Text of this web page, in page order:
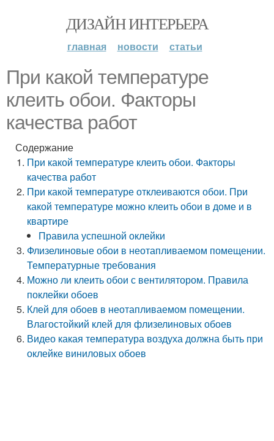
ДИЗАЙН ИНТЕРЬЕРА
главная новости статьи
При какой температуре
клеить обои. Факторы
качества работ
Содержание
При какой температуре клеить обои. Факторы
качества работ
При какой температуре отклеиваются обои. При
какой температуре можно клеить обои в доме и в
квартире
Правила успешной оклейки
Флизелиновые обои в неотапливаемом помещении.
Температурные требования
Можно ли клеить обои с вентилятором. Правила
поклейки обоев
Клей для обоев в неотапливаемом помещении.
Влагостойкий клей для флизелиновых обоев
Видео какая температура воздуха должна быть при
оклейке виниловых обоев